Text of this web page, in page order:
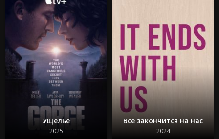
Моана 2
Веном: Последний танец
Изгоняющий дьявола: Верующий
Особо опасный пассажир
Супер Майк: Последний танец
Крушение
Охотники за привидениями: Леденящий ужас
Кокаиновый медведь
Из моего окна 3: Новая встреча
Зеленая миля
Достать ножи 2: Стеклянная луковица
Круче некуда
Бессмертная гвардия 2
Битлджус Битлджус 2
Ущелье
2025
Всё закончится на нас
2024